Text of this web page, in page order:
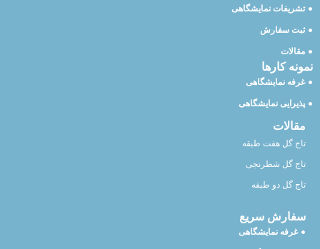
تشریفات نمایشگاهی
ثبت سفارش
مقالات
نمونه کارها
غرفه نمایشگاهی
پذیرایی نمایشگاهی
مقالات
تاج گل هفت طبقه
تاج گل شطرنجی
تاج گل دو طبقه
سفارش سریع
غرفه نمایشگاهی